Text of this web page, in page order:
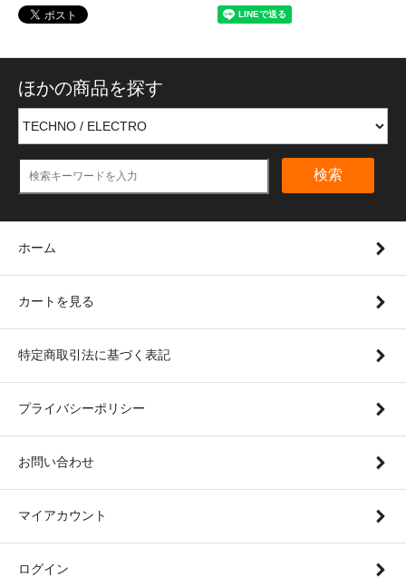
ほかの商品を探す
検索
ホーム
カートを見る
特定商取引法に基づく表記
プライバシーポリシー
お問い合わせ
マイアカウント
ログイン